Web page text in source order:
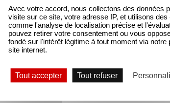
Avec votre accord, nous collectons des données
visite sur ce site, votre adresse IP, et utilisons
comme l'analyse de localisation précise et
pouvez retirer votre consentement ou vous
fondé sur l'intérêt légitime à tout moment via notre
site internet.
Tout accepter Tout refuser